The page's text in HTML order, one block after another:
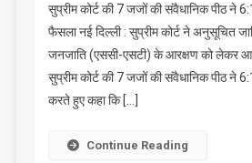
आरक्षण
:
अधिक
पिछड़ों
आरक्षण
सुप्रीम कोर्ट की 7 जजों की संवैधानिक पीठ ने
फैसला नई दिल्ली : सुप्रीम कोर्ट ने अनुसूचित
जनजाति (एससी-एसटी) के आरक्षण को लेकर
सुप्रीम कोर्ट की 7 जजों की संवैधानिक पीठ ने
करते हुए कहा कि […]
Continue Reading